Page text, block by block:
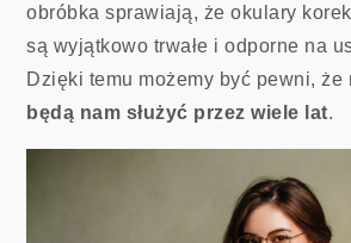
obróbka sprawiają, że okulary
są wyjątkowo trwałe i odporne na
Dzięki temu możemy być pewni, że
będą nam służyć przez wiele lat.